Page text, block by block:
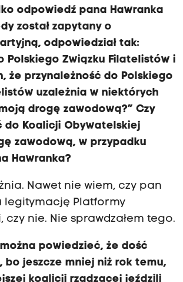
odpowiedź pana Hawranka
został zapytany o
odpowiedział tak:
Polskiego Związku Filatelistów i
że przynależność do Polskiego
uzależnia w niektórych
drogę zawodową?” Czy
do Koalicji Obywatelskiej
zawodową, w przypadku
Hawranka?
Nawet nie wiem, czy pan
legitymację Platformy
czy nie. Nie sprawdzałem tego.
powiedzieć, że dość
bo jeszcze mniej niż rok temu,
koalicji rządzącej jeździli